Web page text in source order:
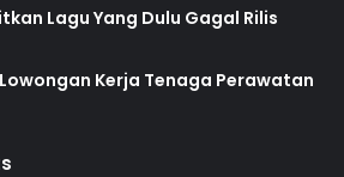
Lagu Yang Dulu Gagal Rilis
Lowongan Kerja Tenaga Perawatan